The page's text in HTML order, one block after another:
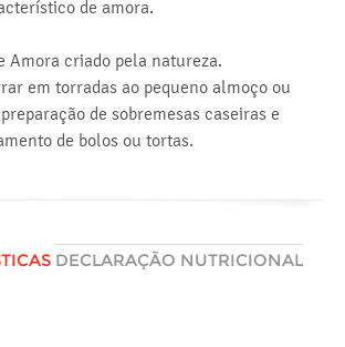
de amora.
Amora criado pela natureza.
em torradas ao pequeno almoço ou
de sobremesas caseiras e
de bolos ou tortas.
DECLARAÇÃO NUTRICIONAL